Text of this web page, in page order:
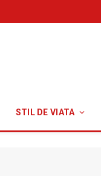
STIL DE VIATA